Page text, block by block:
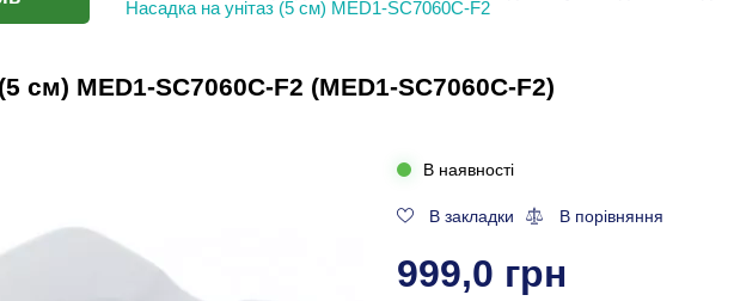
Насадка на унітаз (5 см) MED1-SC7060C-F2
см) MED1-SC7060C-F2 (MED1-SC7060C-F2)
В наявності
В закладки В порівняння
999,0 грн